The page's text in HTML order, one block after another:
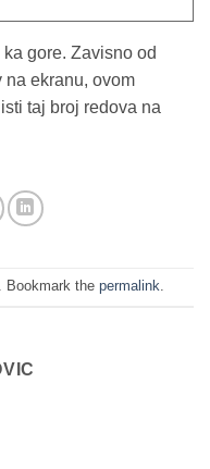
gore. Zavisno od
na ekranu, ovom
taj broj redova na
. Bookmark the permalink